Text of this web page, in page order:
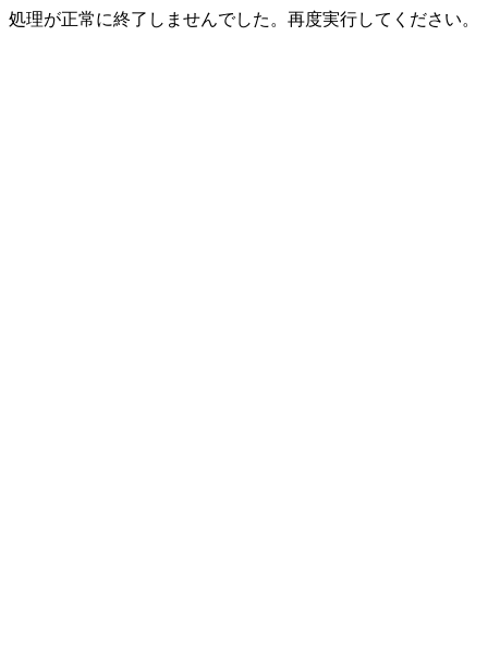
処理が正常に終了しませんでした。再度実行してください。